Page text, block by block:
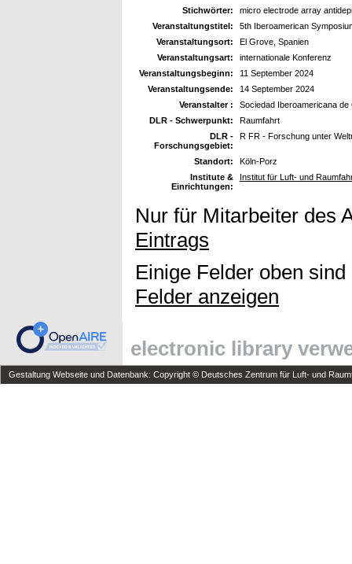
Stichwörter:
micro electrode array
Veranstaltungstitel:
5th Iberoamerican
Veranstaltungsort:
El Grove, Spanien
Veranstaltungsart:
internationale Konferenz
Veranstaltungsbeginn:
11 September 2024
Veranstaltungsende:
14 September 2024
Veranstalter :
Sociedad Iberoamericana
DLR - Schwerpunkt:
Raumfahrt
DLR -
Forschungsgebiet:
R FR - Forschung unter
Standort:
Köln-Porz
Institute &
Einrichtungen:
Institut für Luft- und
Nur für Mitarbeiter des
Eintrags
Einige Felder oben
Felder anzeigen
electronic library
Gestaltung Webseite und Datenbank: Copyright © Deutsches Zentrum für Luft- und